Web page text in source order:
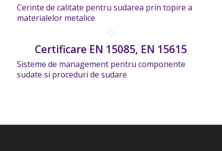
Cerinte de calitate pentru sudarea prin topire a
materialelor metalice
Certificare EN 15085, EN 15615
Sisteme de management pentru componente
sudate si proceduri de sudare